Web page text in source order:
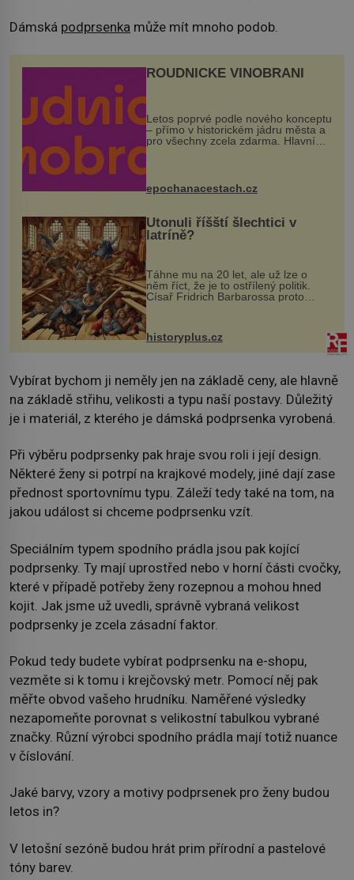
Dámská podprsenka může mít mnoho podob.
ROUDNICKÉ VINOBRANÍ
Letos poprvé podle nového konceptu
– přímo v historickém jádru města a
pro všechny zcela zdarma. Hlavní
program se odehraje na Karlově a
mohou těšit na víno, burčák, pes...
epochanacestach.cz
Utonuli říšští šlechtici v
latríně?
Táhne mu na 20 let, ale už lze o
něm říct, že je to ostřílený politik.
Císař Fridrich Barbarossa proto
posílá svého syna a dědice Jindřicha
VI. do Erfurtu, aby se stal
prostředníkem při řešení sporu m...
historyplus.cz
Vybírat bychom ji neměly jen na základě ceny, ale hlavně
na základě střihu, velikosti a typu naší postavy. Důležitý
je i materiál, z kterého je dámská podprsenka vyrobená.
Při výběru podprsenky pak hraje svou roli i její design.
Některé ženy si potrpí na krajkové modely, jiné dají zase
přednost sportovnímu typu. Záleží tedy také na tom, na
jakou událost si chceme podprsenku vzít.
Speciálním typem spodního prádla jsou pak kojící
podprsenky. Ty mají uprostřed nebo v horní části cvočky,
které v případě potřeby ženy rozepnou a mohou hned
kojit. Jak jsme už uvedli, správně vybraná velikost
podprsenky je zcela zásadní faktor.
Pokud tedy budete vybírat podprsenku na e-shopu,
vezměte si k tomu i krejčovský metr. Pomocí něj pak
měřte obvod vašeho hrudníku. Naměřené výsledky
nezapomeňte porovnat s velikostní tabulkou vybrané
značky. Různí výrobci spodního prádla mají totiž nuance
v číslování.
Jaké barvy, vzory a motivy podprsenek pro ženy budou
letos in?
V letošní sezóně budou hrát prim přírodní a pastelové
tóny barev.